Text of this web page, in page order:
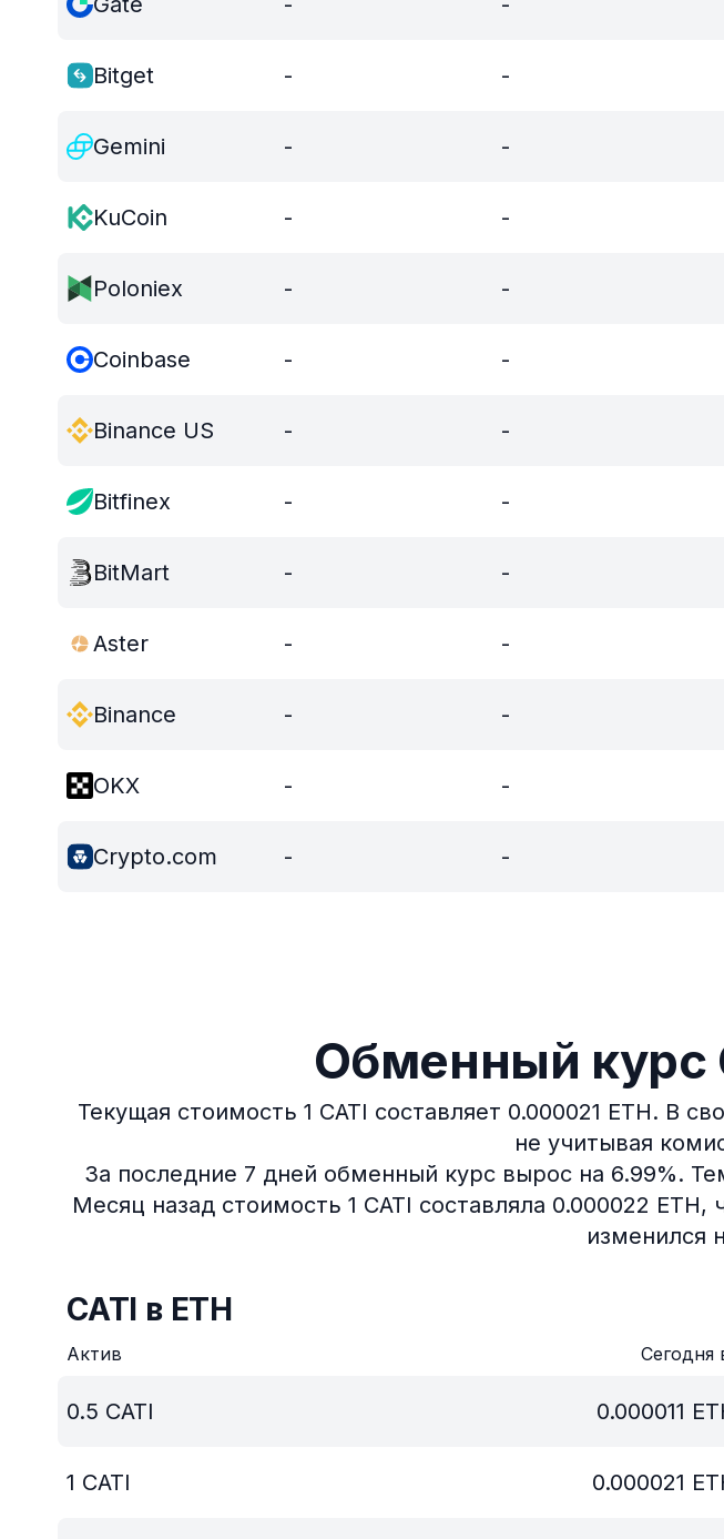
Bitget - -
Gemini - -
KuCoin - -
Poloniex - -
Coinbase - -
Binance US - -
Bitfinex - -
BitMart - -
Aster - -
Binance - -
OKX - -
Crypto.com - -
Обменный курс
Текущая стоимость 1 CATI составляет 0.000021 ETH. В
не учитывая
За последние 7 дней обменный курс вырос на 6.99%.
Месяц назад стоимость 1 CATI составляла 0.000022
изменился
CATI в ETH
Актив Сегодня
0.5 CATI 0.000011
1 CATI 0.000021